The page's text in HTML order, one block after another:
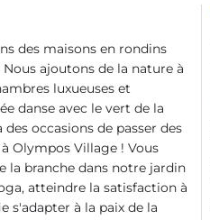
des maisons en rondins
ajoutons de la nature à
luxueuses et
danse avec le vert de la
occasions de passer des
Olympos Village ! Vous
la branche dans notre jardin
atteindre la satisfaction à
s'adapter à la paix de la